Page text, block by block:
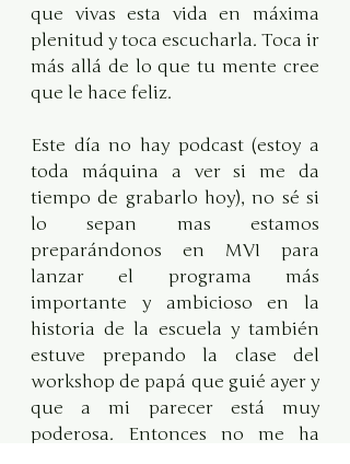
que vivas esta vida en máxima
plenitud y toca escucharla. Toca ir
más allá de lo que tu mente cree
que le hace feliz.
Este día no hay podcast (estoy a
toda máquina a ver si me da
tiempo de grabarlo hoy), no sé si
lo sepan mas estamos
preparándonos en MVI para
lanzar el programa más
importante y ambicioso en la
historia de la escuela y también
estuve prepando la clase del
workshop de papá que guié ayer y
que a mi parecer está muy
poderosa. Entonces no me ha